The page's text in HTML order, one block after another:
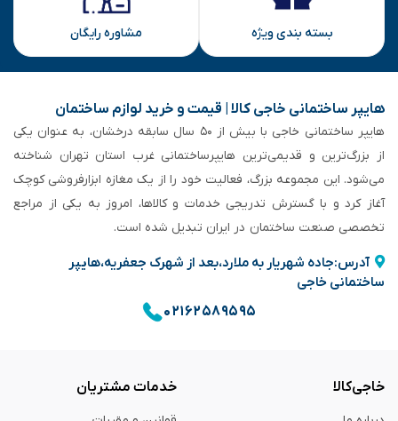
بسته بندی ویژه مشاوره رایگان
هایپر ساختمانی خاجی‌ کالا | قیمت و خرید لوازم ساختمان
هایپر ساختمانی خاجی‌ با بیش از ۵۰ سال سابقه‌ درخشان، به عنوان یکی
از بزرگ‌ترین و قدیمی‌ترین هایپرساختمانی‌ غرب استان تهران شناخته
می‌شود. این مجموعه بزرگ، فعالیت خود را از یک مغازه ابزارفروشی کوچک
آغاز کرد و با گسترش تدریجی خدمات و کالاها، امروز به یکی از مراجع
تخصصی صنعت ساختمان در ایران تبدیل شده است.
آدرس:جاده شهریار به ملارد،بعد از شهرک جعفریه،هایپر
ساختمانی خاجی
۰۲۱۶۲۵۸۹۵۹۵
خاجی‌کالا خدمات مشتریان